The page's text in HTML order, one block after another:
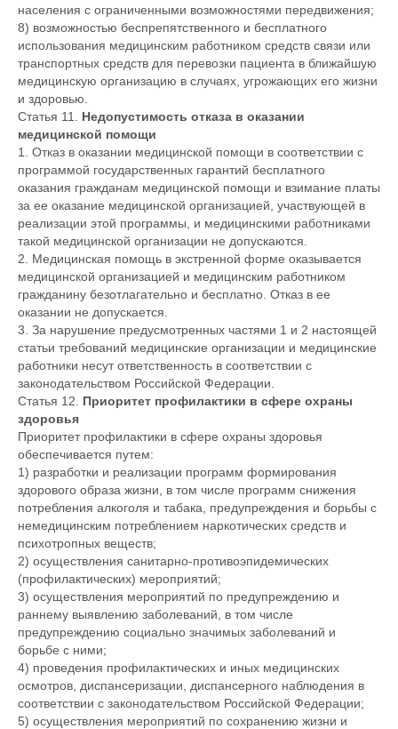
населения с ограниченными возможностями передвижения;
8) возможностью беспрепятственного и бесплатного
использования медицинским работником средств связи или
транспортных средств для перевозки пациента в ближайшую
медицинскую организацию в случаях, угрожающих его жизни
и здоровью.
Статья 11. Недопустимость отказа в оказании
медицинской помощи
1. Отказ в оказании медицинской помощи в соответствии с
программой государственных гарантий бесплатного
оказания гражданам медицинской помощи и взимание платы
за ее оказание медицинской организацией, участвующей в
реализации этой программы, и медицинскими работниками
такой медицинской организации не допускаются.
2. Медицинская помощь в экстренной форме оказывается
медицинской организацией и медицинским работником
гражданину безотлагательно и бесплатно. Отказ в ее
оказании не допускается.
3. За нарушение предусмотренных частями 1 и 2 настоящей
статьи требований медицинские организации и медицинские
работники несут ответственность в соответствии с
законодательством Российской Федерации.
Статья 12. Приоритет профилактики в сфере охраны
здоровья
Приоритет профилактики в сфере охраны здоровья
обеспечивается путем:
1) разработки и реализации программ формирования
здорового образа жизни, в том числе программ снижения
потребления алкоголя и табака, предупреждения и борьбы с
немедицинским потреблением наркотических средств и
психотропных веществ;
2) осуществления санитарно-противоэпидемических
(профилактических) мероприятий;
3) осуществления мероприятий по предупреждению и
раннему выявлению заболеваний, в том числе
предупреждению социально значимых заболеваний и
борьбе с ними;
4) проведения профилактических и иных медицинских
осмотров, диспансеризации, диспансерного наблюдения в
соответствии с законодательством Российской Федерации;
5) осуществления мероприятий по сохранению жизни и